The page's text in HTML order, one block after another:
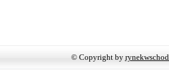
© Copyright by